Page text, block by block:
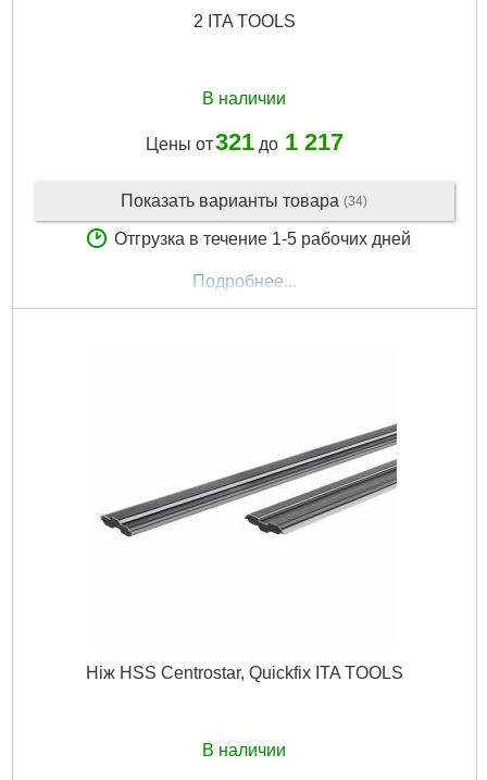
2 ITA TOOLS
В наличии
Цены от321до 1 217
Показать варианты товара (34)
Отгрузка в течение 1-5 рабочих дней
Подробнее...
Ніж HSS Centrostar, Quickfix ITA TOOLS
В наличии